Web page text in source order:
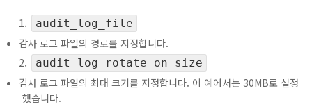
audit_log_file
감사 로그 파일의 경로를 지정합니다.
audit_log_rotate_on_size
감사 로그 파일의 최대 크기를 지정합니다. 이 예에서는 30MB로 설정
했습니다.